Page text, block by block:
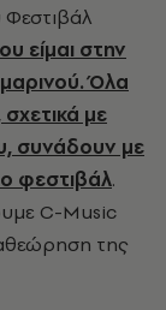
Φεστιβάλ
είμαι στην
Όλα
με
συνάδουν με
φεστιβάλ.
C-Music
της